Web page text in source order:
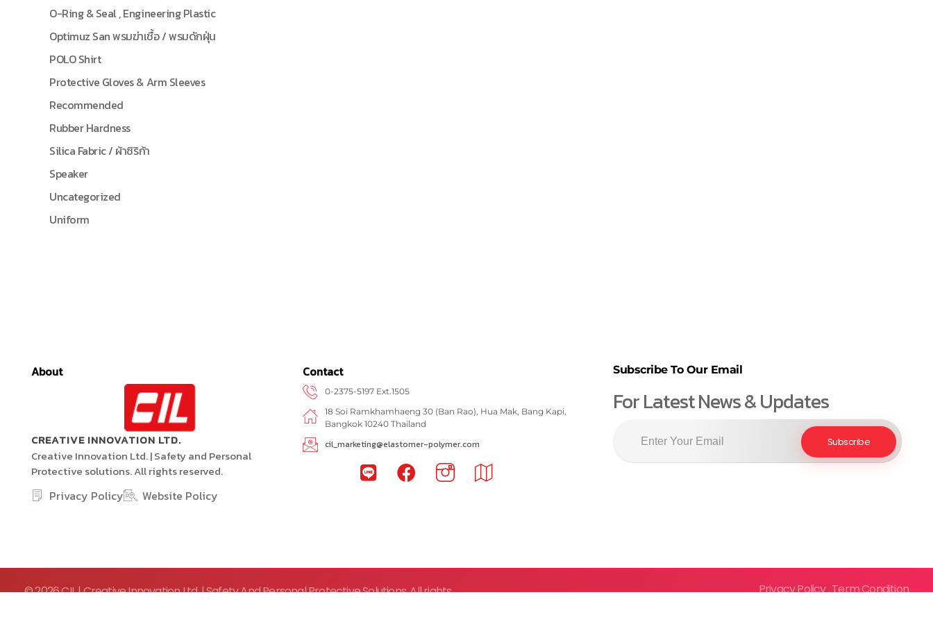
O-Ring & Seal , Engineering Plastic
Optimuz San พรมฆ่าเชื้อ / พรมดักฝุ่น
POLO Shirt
Protective Gloves & Arm Sleeves
Recommended
Rubber Hardness
Silica Fabric / ผ้าซิริก้า
Speaker
Uncategorized
Uniform
About
CREATIVE INNOVATION LTD.
Creative Innovation Ltd. | Safety and Personal
Protective solutions. All rights reserved.
Privacy Policy Website Policy
Contact
0-2375-5197 Ext.1505
18 Soi Ramkhamhaeng 30 (Ban Rao), Hua Mak, Bang Kapi,
Bangkok 10240 Thailand
cil_marketing@elastomer-polymer.com
Subscribe To Our Email
For Latest News & Updates
© 2026 CIL | Creative Innovation Ltd. | Safety And Personal Protective Solutions. All rights
Privacy Policy . Term Condition